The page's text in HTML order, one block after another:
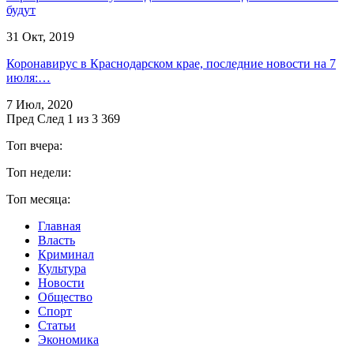
будут
31 Окт, 2019
Коронавирус в Краснодарском крае, последние новости на 7
июля:…
7 Июл, 2020
Пред След 1 из 3 369
Топ вчера:
Топ недели:
Топ месяца:
Главная
Власть
Криминал
Культура
Новости
Общество
Спорт
Статьи
Экономика